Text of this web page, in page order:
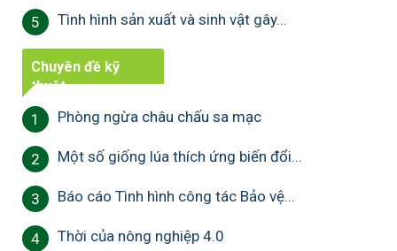
5 Tình hình sản xuất và sinh vật gây...
Chuyên đề kỹ
thuật
1 Phòng ngừa châu chấu sa mạc
2 Một số giống lúa thích ứng biến đổi...
3 Báo cáo Tình hình công tác Bảo vệ...
4 Thời của nông nghiệp 4.0